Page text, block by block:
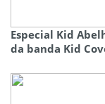
Especial Kid
da banda Kid